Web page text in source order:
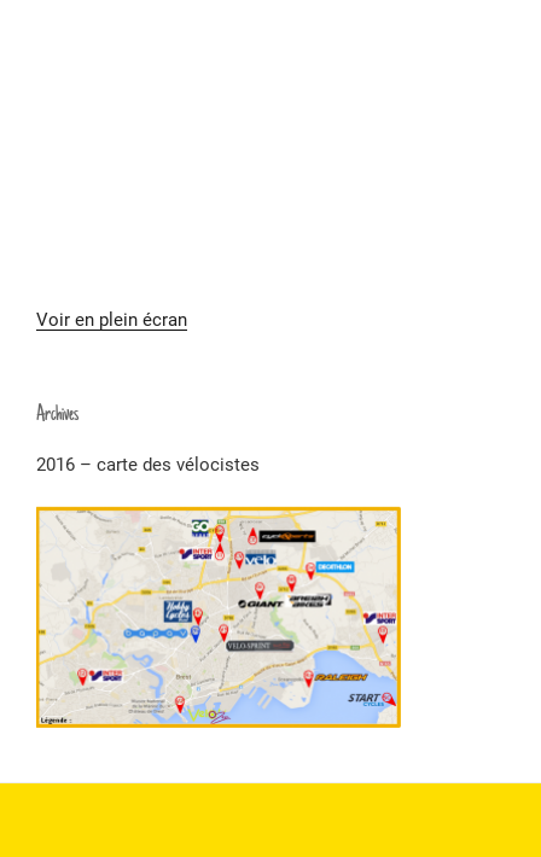
Voir en plein écran
Archives
2016 – carte des vélocistes